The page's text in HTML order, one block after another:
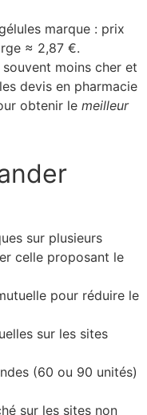
marque : prix
≈ 2,87 €.
moins cher et
devis en pharmacie
obtenir le meilleur
sur plusieurs
celle proposant le
pour réduire le
sur les sites
(60 ou 90 unités)
sur les sites non